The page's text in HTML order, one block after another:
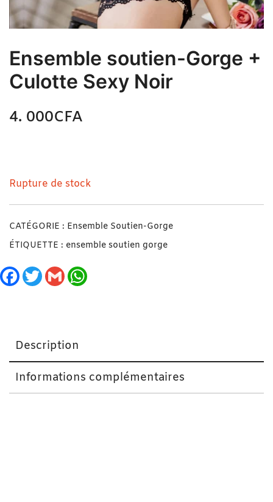
Ensemble soutien-Gorge +
Culotte Sexy Noir
4. 000CFA
Rupture de stock
CATÉGORIE : Ensemble Soutien-Gorge
ÉTIQUETTE : ensemble soutien gorge
Facebook
TwitterGmail
Description
Informations complémentaires